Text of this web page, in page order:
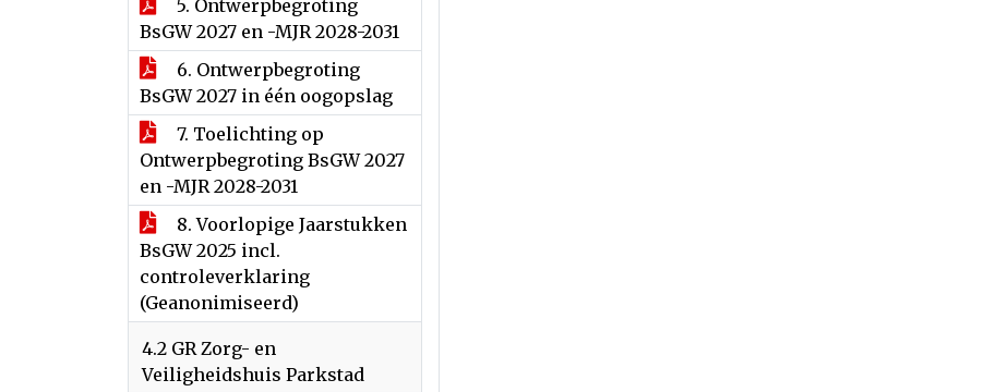
5. Ontwerpbegroting
BsGW 2027 en -MJR 2028-2031
6. Ontwerpbegroting
BsGW 2027 in één oogopslag
7. Toelichting op
Ontwerpbegroting BsGW 2027
en -MJR 2028-2031
8. Voorlopige Jaarstukken
BsGW 2025 incl.
controleverklaring
(Geanonimiseerd)
4.2 GR Zorg- en
Veiligheidshuis Parkstad